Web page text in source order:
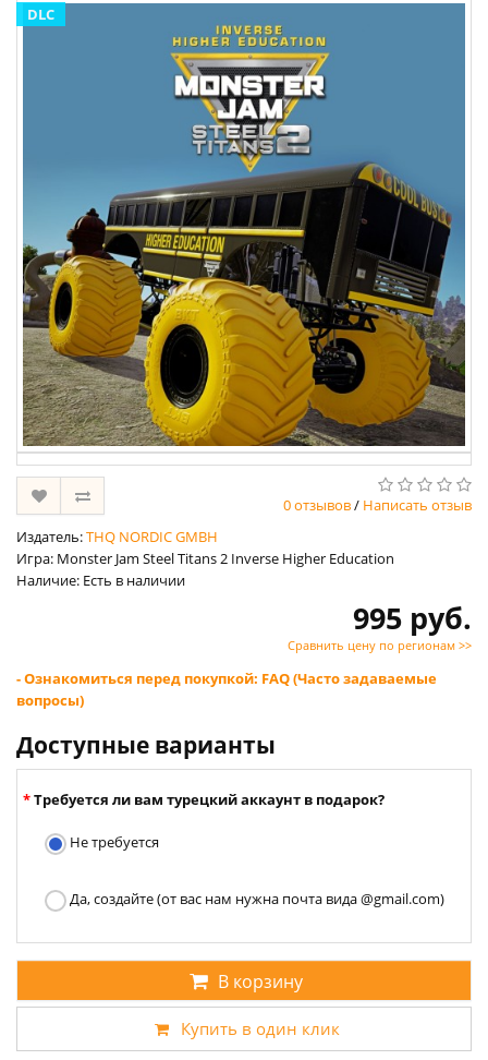
DLC
0 отзывов/ Написать отзыв
Издатель:THQ NORDIC GMBH
Игра: Monster Jam Steel Titans 2 Inverse Higher Education
Наличие: Есть в наличии
995 руб.
Сравнить цену по регионам >>
- Ознакомиться перед покупкой: FAQ (Часто задаваемые
вопросы)
Доступные варианты
Требуется ли вам турецкий аккаунт в подарок?
Не требуется
Да, создайте (от вас нам нужна почта вида @gmail.com)
В корзину
Купить в один клик